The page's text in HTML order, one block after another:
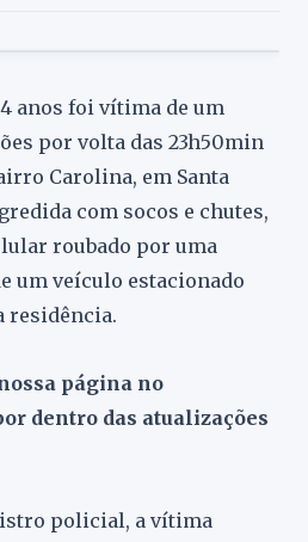
anos foi vítima de um
por volta das 23h50min
Carolina, em Santa
com socos e chutes,
roubado por uma
um veículo estacionado
residência.
página no
dentro das atualizações
policial, a vítima